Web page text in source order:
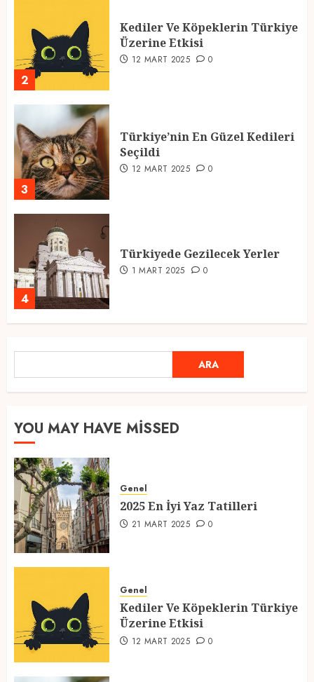
2
Üzerine Etkisi
12 MART 2025
3
Seçildi
12 MART 2025
4
1 MART 2025 0
Atmosfer ve Özel Hazırlıklar
28 ŞUBAT 2025 0
1
12 MART 2025
ARA
YOU MAY HAVE MISSED
Genel
2025 En İyi Yaz Tatilleri
21 MART 2025 0
Genel
Kediler Ve Köpeklerin Türkiye
Üzerine Etkisi
12 MART 2025 0